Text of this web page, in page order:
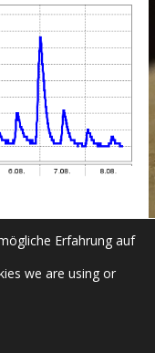
Erfahrung auf
we are using or